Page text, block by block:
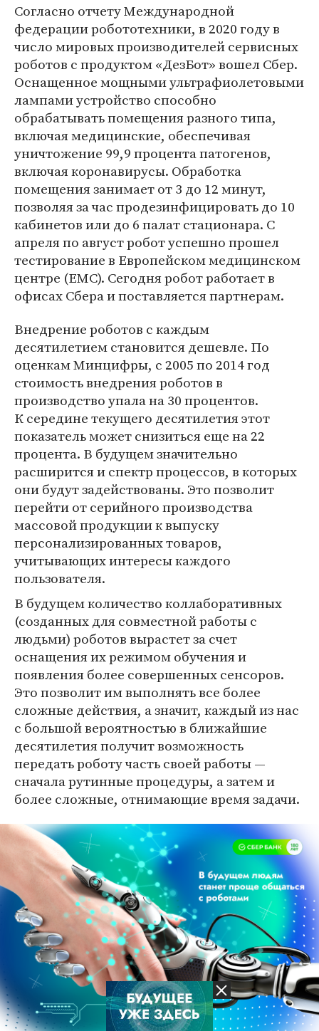
Согласно отчету Международной
федерации робототехники, в 2020 году в
число мировых производителей сервисных
роботов с продуктом «ДезБот» вошел Сбер.
Оснащенное мощными ультрафиолетовыми
лампами устройство способно
обрабатывать помещения разного типа,
включая медицинские, обеспечивая
уничтожение 99,9 процента патогенов,
включая коронавирусы. Обработка
помещения занимает от 3 до 12 минут,
позволяя за час продезинфицировать до 10
кабинетов или до 6 палат стационара. С
апреля по август робот успешно прошел
тестирование в Европейском медицинском
центре (ЕМС). Сегодня робот работает в
офисах Сбера и поставляется партнерам.
Внедрение роботов с каждым
десятилетием становится дешевле. По
оценкам Минцифры, с 2005 по 2014 год
стоимость внедрения роботов в
производство упала на 30 процентов.
К середине текущего десятилетия этот
показатель может снизиться еще на 22
процента. В будущем значительно
расширится и спектр процессов, в которых
они будут задействованы. Это позволит
перейти от серийного производства
массовой продукции к выпуску
персонализированных товаров,
учитывающих интересы каждого
пользователя.
В будущем количество коллаборативных
(созданных для совместной работы с
людьми) роботов вырастет за счет
оснащения их режимом обучения и
появления более совершенных сенсоров.
Это позволит им выполнять все более
сложные действия, а значит, каждый из нас
с большой вероятностью в ближайшие
десятилетия получит возможность
передать роботу часть своей работы —
сначала рутинные процедуры, а затем и
более сложные, отнимающие время задачи.